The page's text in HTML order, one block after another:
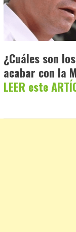
¿Cuáles son
acabar con la
LEER este